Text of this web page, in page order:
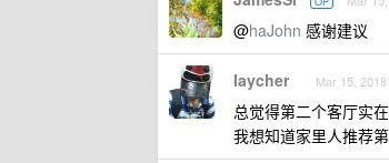
@haJohn 感谢建议
laycher Mar 15, 2018
总觉得第二个客厅实
我想知道家里人推荐